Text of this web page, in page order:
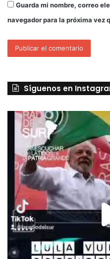
Guarda mi nombre, correo
navegador para la próxima vez
Síguenos en